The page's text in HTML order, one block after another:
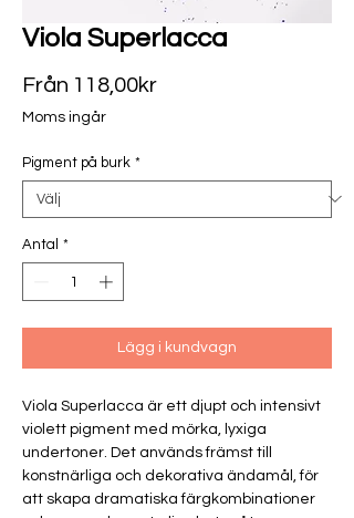
Viola Superlacca
Från 118,00krReapris
Moms ingår
Pigment på burk *
Antal *
Lägg i kundvagn
Viola Superlacca är ett djupt och intensivt
violett pigment med mörka, lyxiga
undertoner. Det används främst till
konstnärliga och dekorativa ändamål, för
att skapa dramatiska färgkombinationer